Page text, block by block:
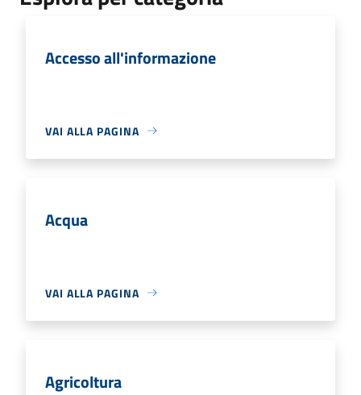
Accesso all'informazione
VAI ALLA PAGINA
Acqua
VAI ALLA PAGINA
Agricoltura